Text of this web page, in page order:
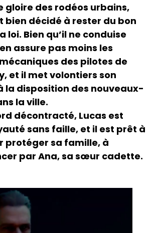
gloire des rodéos urbains,
bien décidé à rester du bon
loi. Bien qu’il ne conduise
assure pas moins les
des pilotes de
et il met volontiers son
la disposition des nouveaux-
la ville.
décontracté, Lucas est
sans faille, et il est prêt à
protéger sa famille, à
par Ana, sa sœur cadette.